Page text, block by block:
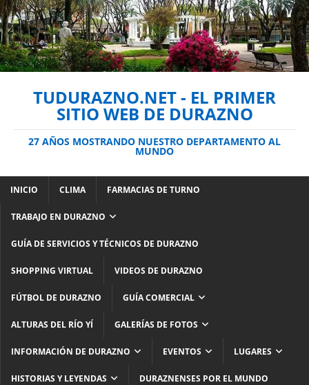
TUDURAZNO.NET - EL PRIMER
SITIO WEB DE DURAZNO
27 AÑOS MOSTRANDO NUESTRO DEPARTAMENTO AL
MUNDO
INICIO CLIMA FARMACIAS DE TURNO
TRABAJO EN DURAZNO
GUÍA DE SERVICIOS Y TÉCNICOS DE DURAZNO
SHOPPING VIRTUAL VIDEOS DE DURAZNO
FÚTBOL DE DURAZNO GUÍA COMERCIAL
ALTURAS DEL RÍO YÍ GALERÍAS DE FOTOS
INFORMACIÓN DE DURAZNO EVENTOS LUGARES
HISTORIAS Y LEYENDAS DURAZNENSES POR EL MUNDO